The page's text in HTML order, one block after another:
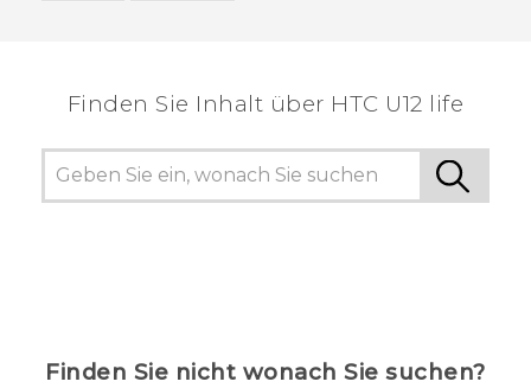
Finden Sie Inhalt über‎ HTC U12 life
Finden Sie nicht wonach Sie suchen?